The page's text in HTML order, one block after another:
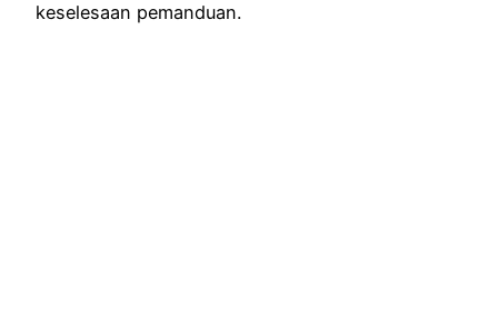
keselesaan pemanduan.